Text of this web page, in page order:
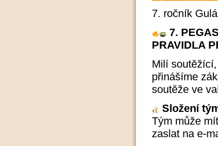
7. ročník
7.
PRAVIDLA
Milí
přinášíme
soutěže ve
Složení
Tým může
zaslat na e-